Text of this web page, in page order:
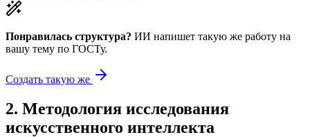
Понравилась структура? ИИ напишет такую же работу на
вашу тему по ГОСТу.
Создать такую же
2. Методология исследования
искусственного интеллекта